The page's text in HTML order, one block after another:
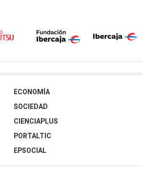
ECONOMÍA
SOCIEDAD
CIENCIAPLUS
PORTALTIC
EPSOCIAL